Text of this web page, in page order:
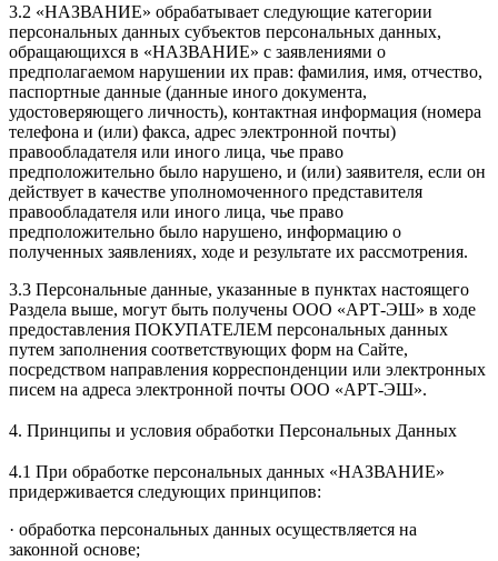
3.2 «НАЗВАНИЕ» обрабатывает следующие категории
персональных данных субъектов персональных данных,
обращающихся в «НАЗВАНИЕ» с заявлениями о
предполагаемом нарушении их прав: фамилия, имя, отчество,
паспортные данные (данные иного документа,
удостоверяющего личность), контактная информация (номера
телефона и (или) факса, адрес электронной почты)
правообладателя или иного лица, чье право
предположительно было нарушено, и (или) заявителя, если он
действует в качестве уполномоченного представителя
правообладателя или иного лица, чье право
предположительно было нарушено, информацию о
полученных заявлениях, ходе и результате их рассмотрения.
3.3 Персональные данные, указанные в пунктах настоящего
Раздела выше, могут быть получены ООО «АРТ-ЭШ» в ходе
предоставления ПОКУПАТЕЛЕМ персональных данных
путем заполнения соответствующих форм на Сайте,
посредством направления корреспонденции или электронных
писем на адреса электронной почты ООО «АРТ-ЭШ».
4. Принципы и условия обработки Персональных Данных
4.1 При обработке персональных данных «НАЗВАНИЕ»
придерживается следующих принципов:
· обработка персональных данных осуществляется на
законной основе;